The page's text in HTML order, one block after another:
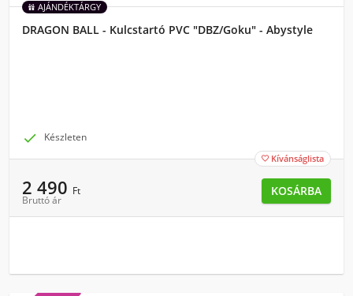
AJÁNDÉKTÁRGY
DRAGON BALL - Kulcstartó PVC "DBZ/Goku" - Abystyle
 Készleten
 Kívánságlista
2 490 Ft
Bruttó ár
KOSÁRBA